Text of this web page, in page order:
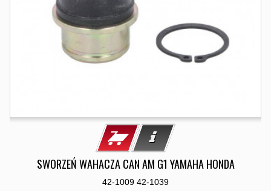
SWORZEŃ WAHACZA CAN AM G1 YAMAHA HONDA
42-1009 42-1039